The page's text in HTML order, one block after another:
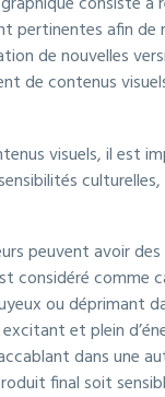
pertinentes afin de
de nouvelles
de contenus
visuels, il est
peuvent avoir
considéré comme
ou déprimant
et plein
dans une
final soit